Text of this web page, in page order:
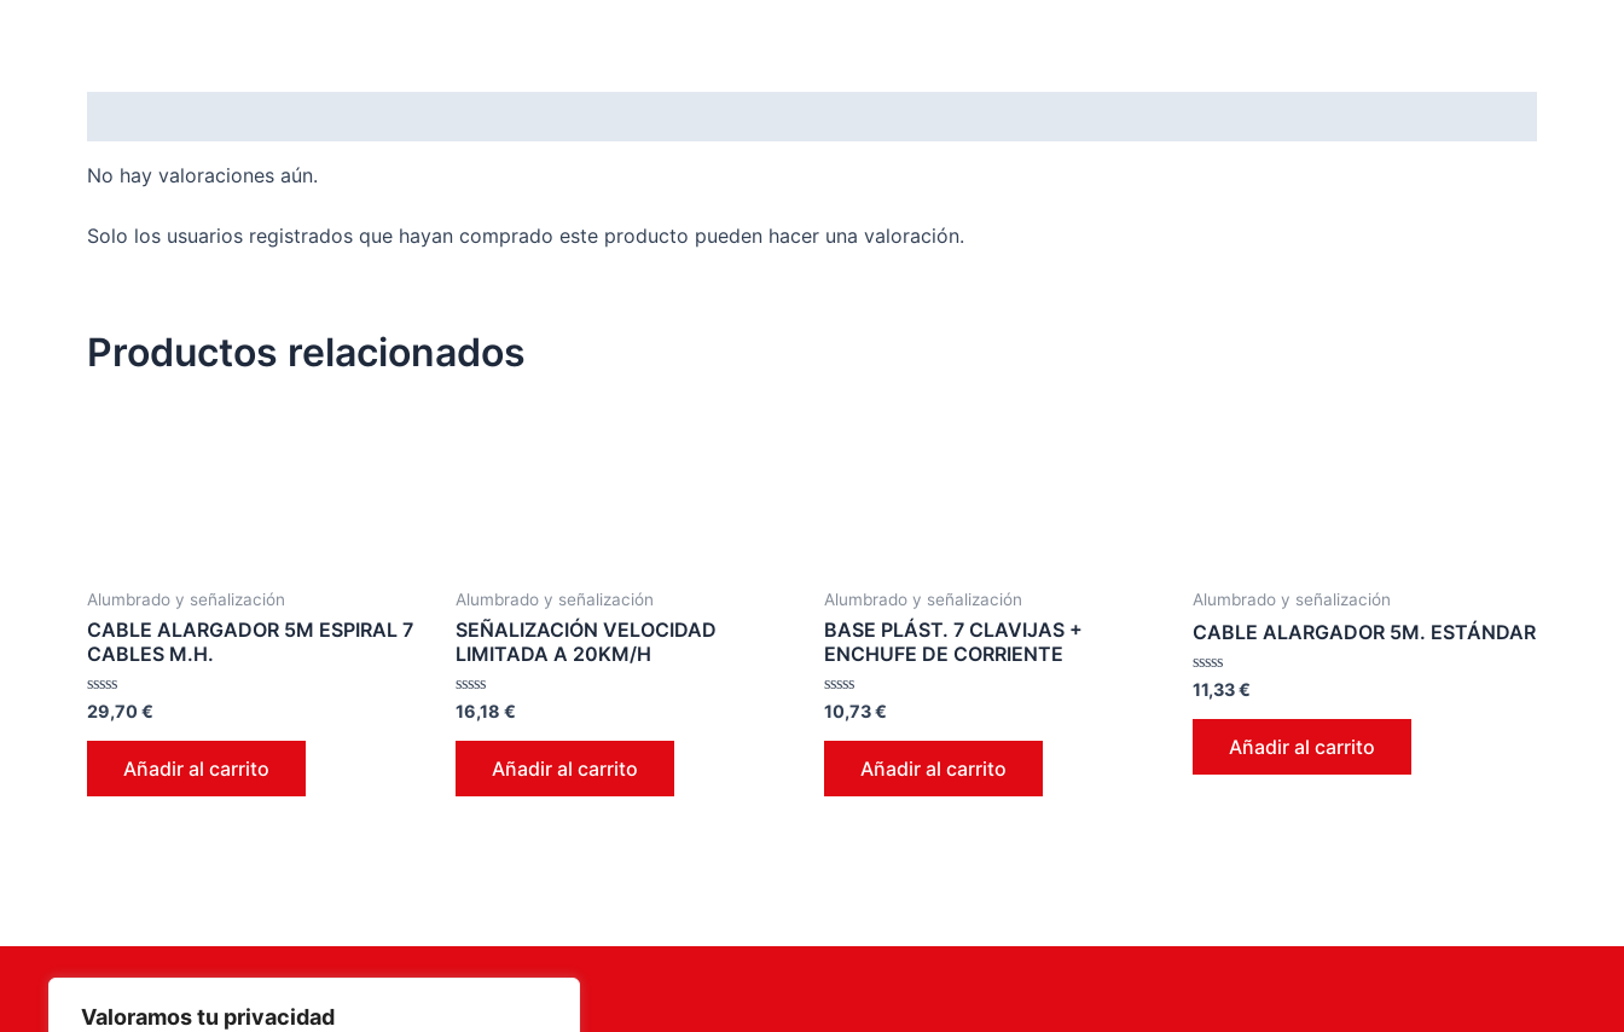
Valoramos tu privacidad
No hay valoraciones aún.
Solo los usuarios registrados que hayan comprado este producto pueden hacer una valoración.
Productos relacionados
Alumbrado y señalización
CABLE ALARGADOR 5M ESPIRAL 7
CABLES M.H.
Valorado
0
29,70€
Añadir al carrito
Alumbrado y señalización
SEÑALIZACIÓN VELOCIDAD
LIMITADA A 20KM/H
Valorado
0
16,18 €
Añadir al carrito
Alumbrado y señalización
BASE PLÁST. 7 CLAVIJAS +
ENCHUFE DE CORRIENTE
Valorado
en
0
10,73€
Añadir al carrito
Alumbrado y señalización
CABLE ALARGADOR 5M. ESTÁNDAR
Valorado
0
11,33€
Añadir al carrito